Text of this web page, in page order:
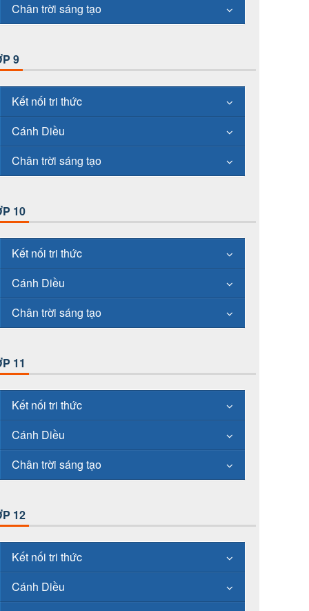
Chân trời sáng tạo
9
Kết nối tri thức
Cánh Diều
Chân trời sáng tạo
10
Kết nối tri thức
Cánh Diều
Chân trời sáng tạo
11
Kết nối tri thức
Cánh Diều
Chân trời sáng tạo
12
Kết nối tri thức
Cánh Diều